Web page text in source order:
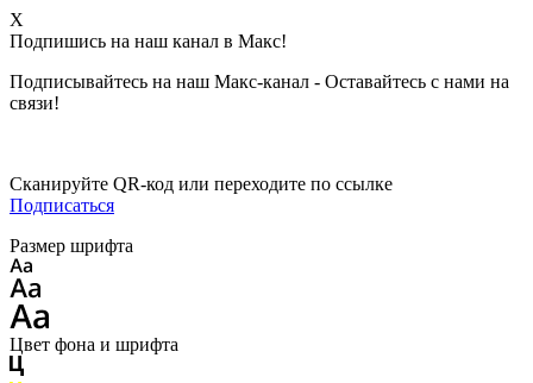
X
Подпишись на наш канал в Макс!
Подписывайтесь на наш Макс-канал - Оставайтесь с нами на
связи!
Сканируйте QR-код или переходите по ссылке
Подписаться
Размер шрифта
Цвет фона и шрифта